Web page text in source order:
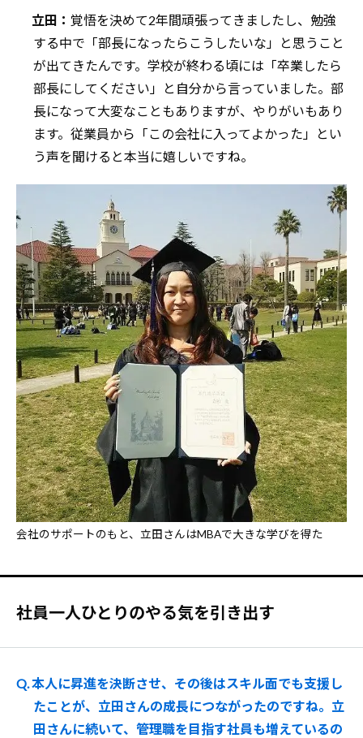
立田： 覚悟を決めて2年間頑張ってきましたし、勉強
する中で「部長になったらこうしたいな」と思うこと
が出てきたんです。学校が終わる頃には「卒業したら
部長にしてください」と自分から言っていました。部
長になって大変なこともありますが、やりがいもあり
ます。従業員から「この会社に入ってよかった」とい
う声を聞けると本当に嬉しいですね。
会社のサポートのもと、立田さんはMBAで大きな学びを得た
社員一人ひとりのやる気を引き出す
Q. 本人に昇進を決断させ、その後はスキル面でも支援し
たことが、立田さんの成長につながったのですね。立
田さんに続いて、管理職を目指す社員も増えているの